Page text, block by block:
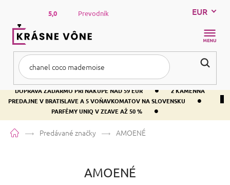
obsah
DOPRAVA ZADARMO PRI NÁKUPE NAD 59 EUR •
2 KAMENNÁ
PREDAJNE V BRATISLAVE A 5 VOŇAVKOMATOV NA SLOVENSKU
•
PARFÉMY UNIQ V ZĽAVE AŽ 50 % •
5,0 Prevodník EUR
DomovPredávané značky AMOENÉ
AMOENÉ